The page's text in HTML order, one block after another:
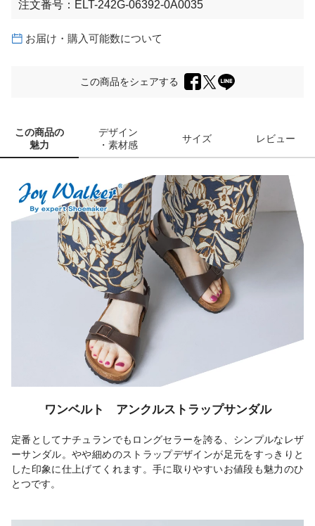
注文番号： ELT-242G-06392-0A0035
お届け・購入可能数について
この商品をシェアする
この商品の
魅力
デザイン
・素材感
サイズ レビュー
ワンベルト アンクルストラップサンダル
定番としてナチュランでもロングセラーを誇る、シンプルなレザ
ーサンダル。やや細めのストラップデザインが足元をすっきりと
した印象に仕上げてくれます。手に取りやすいお値段も魅力のひ
とつです。